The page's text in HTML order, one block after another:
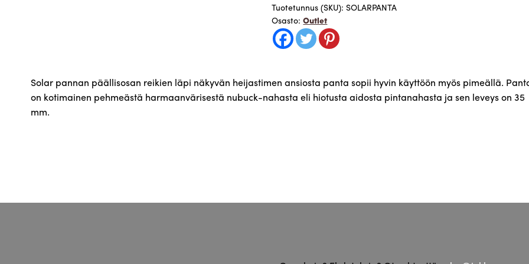
heijastimella
,
valmistettu
Kälviällä
Tuotetunnus (SKU):SOLARPANTA
Osasto:Outlet
Solar pannan päällisosan reikien läpi näkyvän heijastimen ansiosta panta sopii hyvin käyttöön myös pimeällä.
on kotimainen pehmeästä harmaanvärisestä nubuck-nahasta eli hiotusta aidosta pintanahasta ja sen leveys on 35
mm.